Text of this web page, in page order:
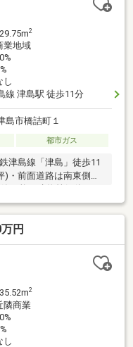
2
業地域
し
線 津島駅 徒歩11分
島市橋詰町１
都市ガス
津島線「津島」徒歩11
・前面道路は南東側幅
を受けます※西側・東側
能です。 西側：土地
格980万円 東側：
販売価格1280万円
円
2
隣商業
し